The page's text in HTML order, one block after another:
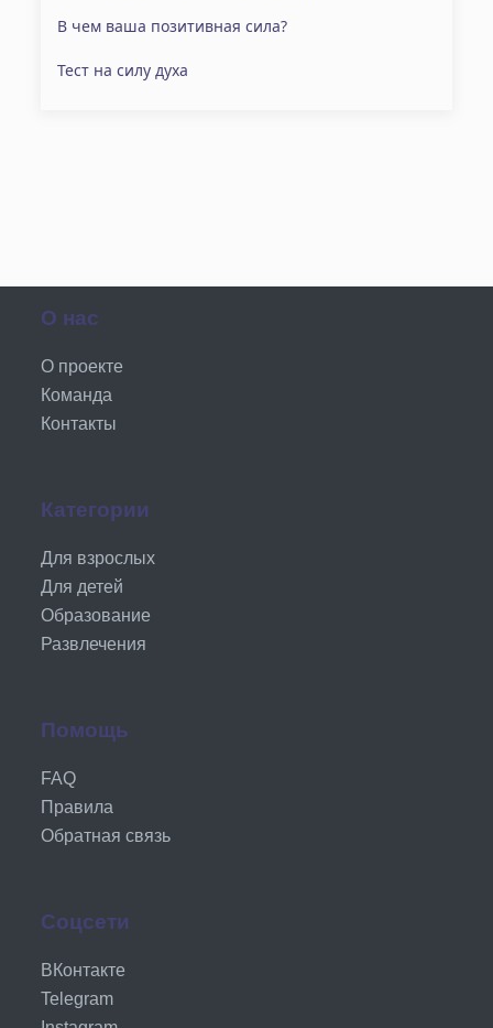
В чем ваша позитивная сила?
Тест на силу духа
О нас
О проекте
Команда
Контакты
Категории
Для взрослых
Для детей
Образование
Развлечения
Помощь
FAQ
Правила
Обратная связь
Соцсети
ВКонтакте
Telegram